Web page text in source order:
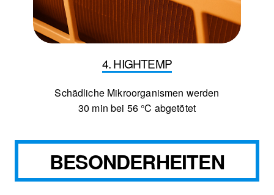
4. HIGHTEMP
Schädliche Mikroorganismen werden
30 min bei 56 °C abgetötet
BESONDERHEITEN